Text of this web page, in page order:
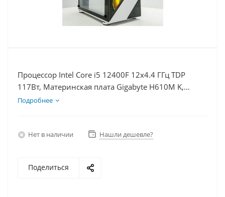
Процессор Intel Core i5 12400F 12x4.4 ГГц TDP
117Вт, Материнская плата Gigabyte H610M K,
Видеокарта RX 6700 10Гб, Память DDR4 8Gb,
Подробнее
Нет в наличии Нашли дешевле?
Поделиться